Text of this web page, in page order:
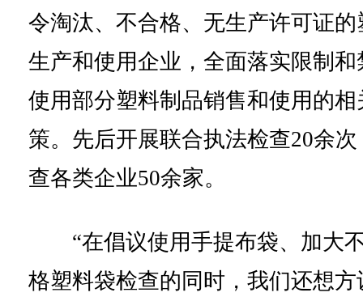
令淘汰、不合格、无生产许可证的
生产和使用企业，全面落实限制和
使用部分塑料制品销售和使用的相
策。先后开展联合执法检查20余次
查各类企业50余家。
“在倡议使用手提布袋、加大
格塑料袋检查的同时，我们还想方